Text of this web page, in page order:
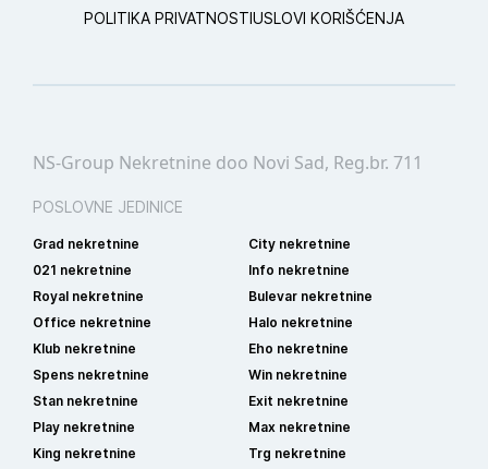
POLITIKA PRIVATNOSTIUSLOVI KORIŠĆENJA
NS-Group Nekretnine doo Novi Sad, Reg.br. 711
POSLOVNE JEDINICE
Grad nekretnine
City nekretnine
021 nekretnine
Info nekretnine
Royal nekretnine
Bulevar nekretnine
Office nekretnine
Halo nekretnine
Klub nekretnine
Eho nekretnine
Spens nekretnine
Win nekretnine
Stan nekretnine
Exit nekretnine
Play nekretnine
Max nekretnine
King nekretnine
Trg nekretnine